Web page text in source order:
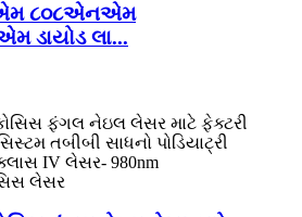
૮૦૮એનએમ
ડાયોડ લા...